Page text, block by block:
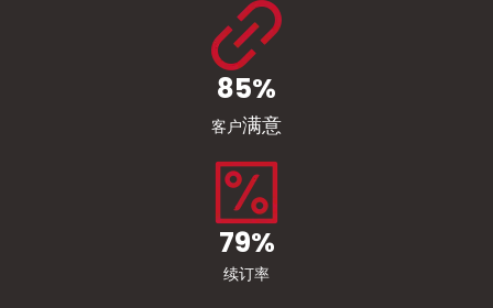
85%
客户满意
79%
续订率